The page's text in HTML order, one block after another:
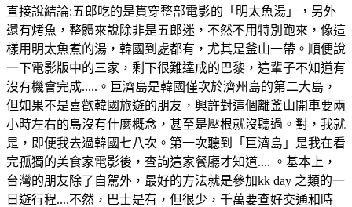
直接說結論:五郎吃的是貫穿整部電影的「明太魚湯」，另外
還有烤魚，整體來說除非是五郎迷，不然不用特別跑來，像這
樣用明太魚煮的湯，韓國到處都有，尤其是釜山一帶。順便說
一下電影版中的三家，剩下很難達成的巴黎，這輩子不知道有
沒有機會完成.....。巨濟島是韓國僅次於濟州島的第二大島，
但如果不是喜歡韓國旅遊的朋友，興許對這個離釜山開車要兩
小時左右的島沒有什麼概念，甚至是壓根就沒聽過。對，我就
是，即便我去過韓國七八次。第一次聽到「巨濟島」是我在看
完孤獨的美食家電影後，查詢這家餐廳才知道.... 。基本上，
台灣的朋友除了自駕外，最好的方法就是參加kk day 之類的一
日遊行程....不然，巴士是有，但很少，千萬要查好交通和時